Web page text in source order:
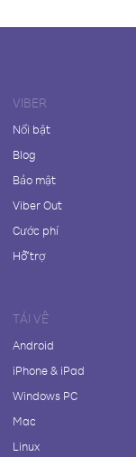
VIBER
Nổi bật
Blog
Bảo mật
Viber Out
Cước phí
Hỗ trợ
TẢI VỀ
Android
iPhone & iPad
Windows PC
Mac
Linux